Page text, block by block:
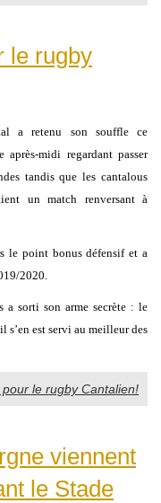
le rugby
a retenu son souffle ce
après-midi regardant passer
tandis que les cantalous
un match renversant à
le point bonus défensif et a
2020.
a sorti son arme secrète : le
s’en est servi au meilleur des
le rugby Cantalien!
viennent
le Stade